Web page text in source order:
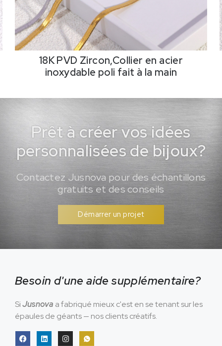
18K PVD Zircon,Collier en acier
inoxydable poli fait à la main
Prêt à créer vos idées
personnalisées de bijoux?
Contactez Jusnova pour des échantillons
gratuits et des conseils
Démarrer un projet
Besoin d'une aide supplémentaire?
SiJusnova a fabriqué mieux c'est en se tenant sur les
épaules de géants — nos clients créatifs.